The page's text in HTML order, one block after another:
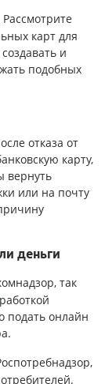
Рассмотрите
карт для
и
подобных
отказа от
карту,
вернуть
или на почту
деньги
так
подать онлайн